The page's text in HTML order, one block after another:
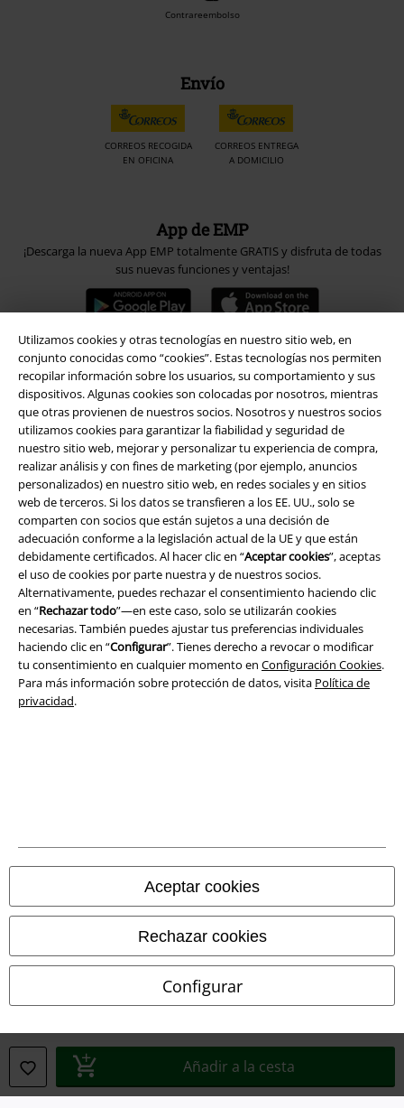
Utilizamos cookies y otras tecnologías en nuestro sitio web, en
conjunto conocidas como “cookies”. Estas tecnologías nos permiten
recopilar información sobre los usuarios, su comportamiento y sus
dispositivos. Algunas cookies son colocadas por nosotros, mientras
que otras provienen de nuestros socios. Nosotros y nuestros socios
utilizamos cookies para garantizar la fiabilidad y seguridad de
nuestro sitio web, mejorar y personalizar tu experiencia de compra,
realizar análisis y con fines de marketing (por ejemplo, anuncios
personalizados) en nuestro sitio web, en redes sociales y en sitios
web de terceros. Si los datos se transfieren a los EE. UU., solo se
comparten con socios que están sujetos a una decisión de
adecuación conforme a la legislación actual de la UE y que están
debidamente certificados. Al hacer clic en “Aceptar cookies”, aceptas
el uso de cookies por parte nuestra y de nuestros socios.
Alternativamente, puedes rechazar el consentimiento haciendo clic
en “Rechazar todo”—en este caso, solo se utilizarán cookies
necesarias. También puedes ajustar tus preferencias individuales
haciendo clic en “Configurar”. Tienes derecho a revocar o modificar
tu consentimiento en cualquier momento en Configuración Cookies.
Para más información sobre protección de datos, visita Política de
privacidad.
Aceptar cookies
Rechazar cookies
Configurar
Añadir a la cesta
Contrareembolso
Envío
CORREOS RECOGIDA
EN OFICINA
CORREOS ENTREGA
A DOMICILIO
App de EMP
¡Descarga la nueva App EMP totalmente GRATIS y disfruta de todas
sus nuevas funciones y ventajas!
A Warner Music Group Company
Seguridad
Aviso Legal
Ley protección de datos
Eliminación de residuos y protección del medioambiente
Declaración de Conformidad
Información sobre accesibilidad
Configuración Cookies
Cancelar pedido